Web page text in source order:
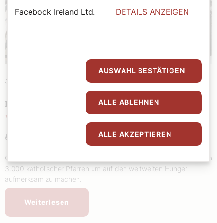
31. Juli 2026
IHNEN GESAGT
Wieder läuten die Glocken
Chefredakteurin Sophie Lauringer über das Läuten von Glocken in
3.000 katholischer Pfarren um auf den weltweiten Hunger
aufmerksam zu machen.
Weiterlesen
Facebook Ireland Ltd. DETAILS ANZEIGEN
AUSWAHL BESTÄTIGEN
ALLE ABLEHNEN
ALLE AKZEPTIEREN